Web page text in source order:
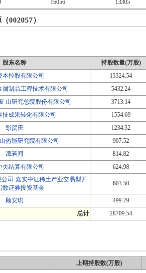
16056 13305
002057）
股东名称 持股数量(万股)
本控股有限公司 13324.54
制品工程技术有限公司 5432.24
山研究总院股份有限公司 3713.14
技成果转化有限公司 1554.69
彭贺庆 1234.32
热能研究院有限公司 907.52
谭若闻 814.82
央结算有限公司 624.98
司-嘉实中证稀土产业交易型开
数证券投资基金
603.50
顾安琪 499.79
总计
28709.54
上期持股数(万股)